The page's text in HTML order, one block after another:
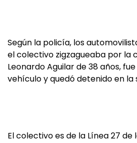
Según la policía, los
el colectivo zigzagueaba por la
Leonardo Aguilar de 38 años,
vehículo y quedó detenido en la
El colectivo es de la Línea 27 de